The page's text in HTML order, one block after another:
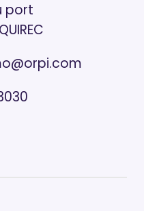
port